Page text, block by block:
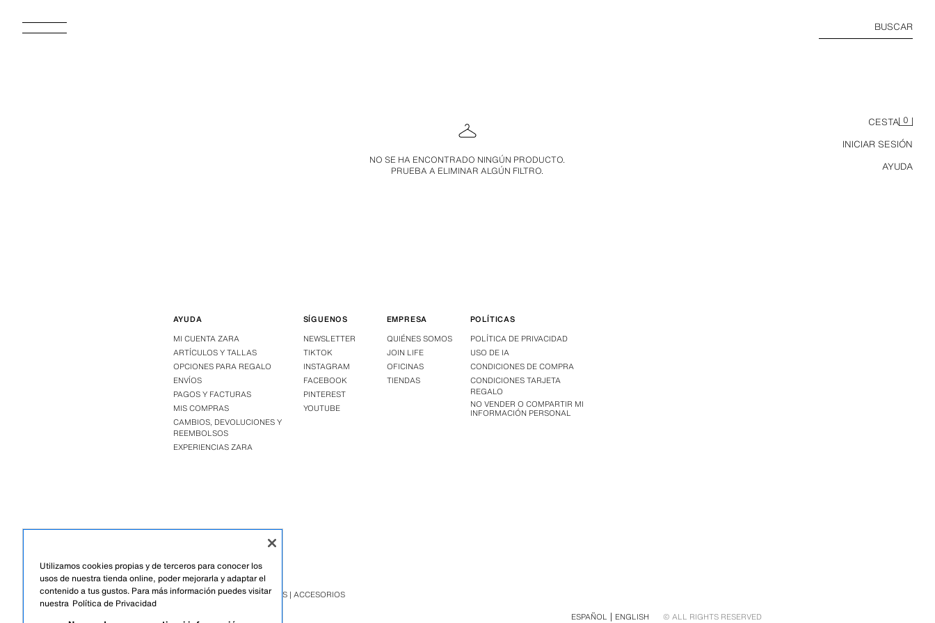
BUSCAR
CESTA 0
INICIAR SESIÓN
AYUDA
NO SE HA ENCONTRADO NINGÚN PRODUCTO.
PRUEBA A ELIMINAR ALGÚN FILTRO.
AYUDA
MI CUENTA ZARA
ARTÍCULOS Y TALLAS
OPCIONES PARA REGALO
ENVÍOS
PAGOS Y FACTURAS
MIS COMPRAS
CAMBIOS, DEVOLUCIONES Y
REEMBOLSOS
EXPERIENCIAS ZARA
SÍGUENOS
NEWSLETTER
TIKTOK
INSTAGRAM
FACEBOOK
PINTEREST
YOUTUBE
EMPRESA
QUIÉNES SOMOS
JOIN LIFE
OFICINAS
TIENDAS
POLÍTICAS
POLÍTICA DE PRIVACIDAD
USO DE IA
CONDICIONES DE COMPRA
CONDICIONES TARJETA
REGALO
NO VENDER O COMPARTIR MI
INFORMACIÓN PERSONAL
ZARA / HOMBRE / ZAPATOS | ACCESORIOS
ESPAÑOL ENGLISH © ALL RIGHTS RESERVED
Utilizamos cookies propias y de terceros para conocer los
usos de nuestra tienda online, poder mejorarla y adaptar el
contenido a tus gustos. Para más información puedes visitar
nuestra Política de Privacidad